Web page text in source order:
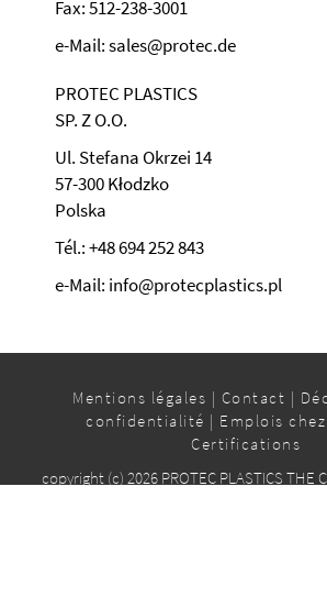
Fax: 512-238-3001
e-Mail: sales@protec.de
PROTEC PLASTICS
SP. Z O.O.
Ul. Stefana Okrzei 14
57-300 Kłodzko
Polska
Tél.: +48 694 252 843
e-Mail: info@protecplastics.pl
Mentions légales | Contact |
confidentialité | Emplois chez
Certifications
copyright (c) 2026 PROTEC PLASTICS THE